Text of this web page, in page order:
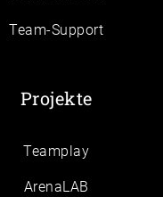
Team-Support
Projekte
Teamplay
ArenaLAB